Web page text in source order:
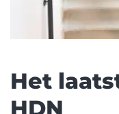
Het
HDN